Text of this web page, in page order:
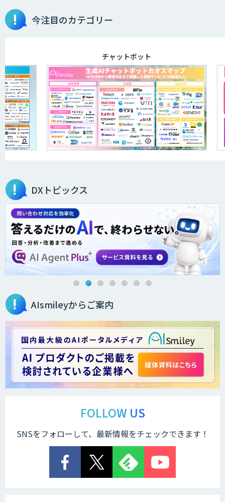
DXセカンドオピニオン
LINEWORKS AiCall（VOICEIVR）
AmiVoice ISR Studio
PKSHA VoiceAgent
DHK CANVAS
音声認識／対話型AIのソリューション
スマホdeナビ
今注目のカテゴリー
チャットボット
DXトピックス
AIsmileyからご案内
FOLLOW US
SNSをフォローして、最新情報をチェックできます！